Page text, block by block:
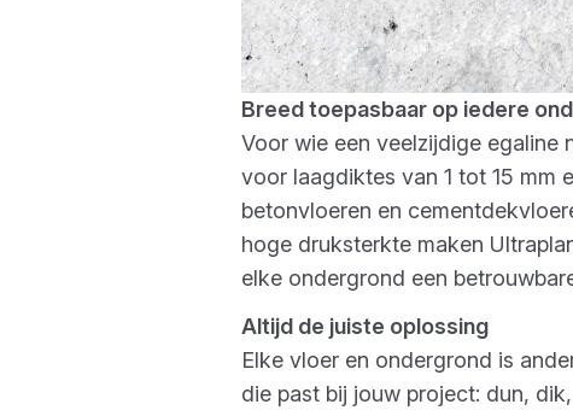
Breed toepasbaar op iedere
Voor wie een veelzijdige egaline
voor laagdiktes van 1 tot 15 mm
betonvloeren en
hoge druksterkte maken
elke ondergrond een
Altijd de juiste oplossing
Elke vloer en ondergrond is
die past bij jouw project: dun,